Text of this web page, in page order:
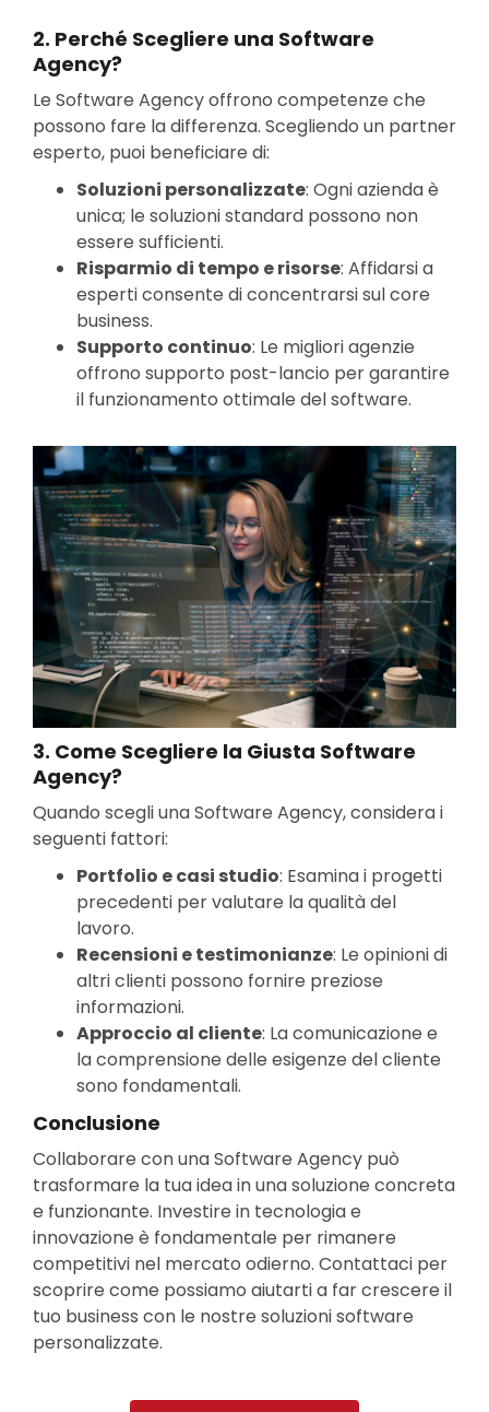
2. Perché Scegliere una Software
Agency?
Le Software Agency offrono competenze che
possono fare la differenza. Scegliendo un partner
esperto, puoi beneficiare di:
Soluzioni personalizzate: Ogni azienda è
unica; le soluzioni standard possono non
essere sufficienti.
Risparmio di tempo e risorse: Affidarsi a
esperti consente di concentrarsi sul core
business.
Supporto continuo: Le migliori agenzie
offrono supporto post-lancio per garantire
il funzionamento ottimale del software.
3. Come Scegliere la Giusta Software
Agency?
Quando scegli una Software Agency, considera i
seguenti fattori:
Portfolio e casi studio: Esamina i progetti
precedenti per valutare la qualità del
lavoro.
Recensioni e testimonianze: Le opinioni di
altri clienti possono fornire preziose
informazioni.
Approccio al cliente: La comunicazione e
la comprensione delle esigenze del cliente
sono fondamentali.
Conclusione
Collaborare con una Software Agency può
trasformare la tua idea in una soluzione concreta
e funzionante. Investire in tecnologia e
innovazione è fondamentale per rimanere
competitivi nel mercato odierno. Contattaci per
scoprire come possiamo aiutarti a far crescere il
tuo business con le nostre soluzioni software
personalizzate.